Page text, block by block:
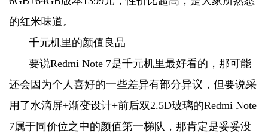
的红米味道。
千元机里的颜值良品
要说Redmi Note 7是千元机里最好看的，那可能
还会因为个人喜好的一些差异有部分异议，但要说采
用了水滴屏+渐变设计+前后双2.5D玻璃的Redmi Note
7属于同价位之中的颜值第一梯队，那肯定是妥妥没